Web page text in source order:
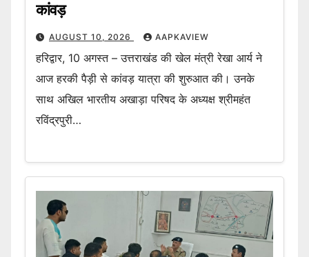
कांवड़
AUGUST 10, 2026 AAPKAVIEW
हरिद्वार, 10 अगस्त – उत्तराखंड की खेल मंत्री रेखा आर्य ने
आज हरकी पैड़ी से कांवड़ यात्रा की शुरुआत की। उनके
साथ अखिल भारतीय अखाड़ा परिषद के अध्यक्ष श्रीमहंत
रविंद्रपुरी…